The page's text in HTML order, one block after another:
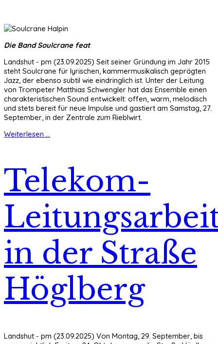
Die Band Soulcrane feat
Landshut - pm (23.09.2025) Seit seiner Gründung im Jahr 2015
steht Soulcrane für lyrischen, kammermusikalisch geprägten
Jazz, der ebenso subtil wie eindringlich ist. Unter der Leitung
von Trompeter Matthias Schwengler hat das Ensemble einen
charakteristischen Sound entwickelt: offen, warm, melodisch
und stets bereit für neue Impulse und gastiert am Samstag, 27.
September, in der Zentrale zum Rieblwirt.
Weiterlesen ...
Telekom-
in der Straße
Höglberg
Landshut - pm (23.09.2025) Von Montag, 29. September, bis